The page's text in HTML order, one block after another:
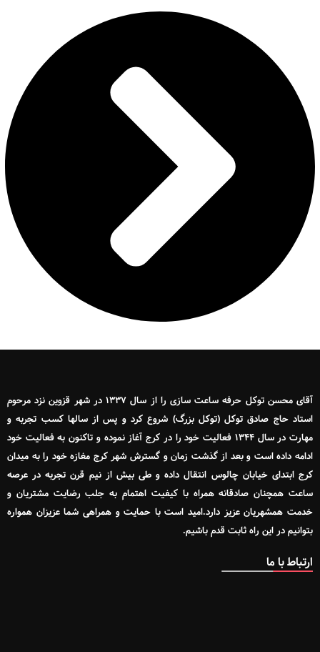
آقای محسن توکل حرفه ساعت سازی را از سال ۱۳۳۷ در شهر قزوین نزد مرحوم
استاد حاج صادق توکل (توکل بزرگ) شروع کرد و پس از سالها کسب تجربه و
مهارت در سال ۱۳۴۴ فعالیت خود را در کرج آغاز نموده و تاکنون به فعالیت خود
ادامه داده است و بعد از گذشت زمان و گسترش شهر کرج مغازه خود را به میدان
کرج ابتدای خیابان چالوس انتقال داده و طی بیش از نیم قرن تجربه در عرصه
ساعت همچنان صادقانه همراه با کیفیت اهتمام به جلب رضایت مشتریان و
خدمت همشهریان عزیز دارد.امید است با حمایت و همراهی شما عزیزان همواره
بتوانیم در این راه ثابت قدم باشیم.
ارتباط با ما